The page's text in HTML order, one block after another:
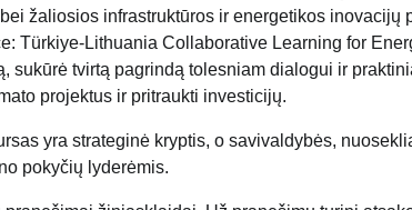
žaliosios infrastruktūros ir energetikos inovacijų
Türkiye-Lithuania Collaborative Learning for
sukūrė tvirtą pagrindą tolesniam dialogui ir
projektus ir pritraukti investicijų.
yra strateginė kryptis, o savivaldybės,
pokyčių lyderėmis.